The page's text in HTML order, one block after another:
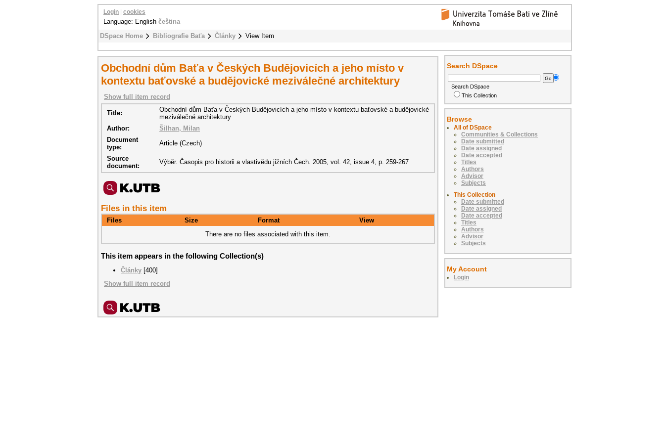
DSpace Home Bibliografie Baťa Články View Item
Login cookies
Language: English čeština
Obchodní dům Baťa v Českých Budějovicích a jeho místo v
kontextu baťovské a budějovické meziválečné architektury
Show full item record
Title:
Obchodní dům Baťa v Českých Budějovicích a jeho místo v kontextu baťovské a budějovické
meziválečné architektury
Author:
Šilhan, Milan
Document
type:
Article (Czech)
Source
document:
Výběr. Časopis pro historii a vlastivědu jižních Čech. 2005, vol. 42, issue 4, p. 259-267
Files in this item
Files Size Format
View
There are no files associated with this item.
This item appears in the following Collection(s)
Články [400]
Show full item record
Search DSpace
Search DSpace
This Collection
Browse
All of DSpace
Communities & Collections
Date submitted
Date assigned
Date accepted
Titles
Authors
Advisor
Subjects
This Collection
Date submitted
Date assigned
Date accepted
Titles
Authors
Advisor
Subjects
My Account
Login